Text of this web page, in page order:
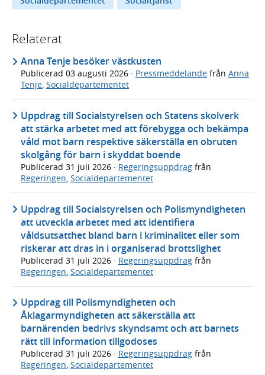
Relaterat
Anna Tenje besöker västkusten
Publicerad 03 augusti 2026 · Pressmeddelande från Anna
Tenje, Socialdepartementet
Uppdrag till Socialstyrelsen och Statens skolverk
att stärka arbetet med att förebygga och bekämpa
våld mot barn respektive säkerställa en obruten
skolgång för barn i skyddat boende
Publicerad 31 juli 2026 · Regeringsuppdrag från
Regeringen, Socialdepartementet
Uppdrag till Socialstyrelsen och Polismyndigheten
att utveckla arbetet med att identifiera
våldsutsatthet bland barn i kriminalitet eller som
riskerar att dras in i organiserad brottslighet
Publicerad 31 juli 2026 · Regeringsuppdrag från
Regeringen Socialdepartementet
Uppdrag till Polismyndigheten och
Åklagarmyndigheten att säkerställa att
barnärenden bedrivs skyndsamt och att barnets
rätt till information tillgodoses
Publicerad 31 juli 2026 · Regeringsuppdrag från
Regeringen, Socialdepartementet